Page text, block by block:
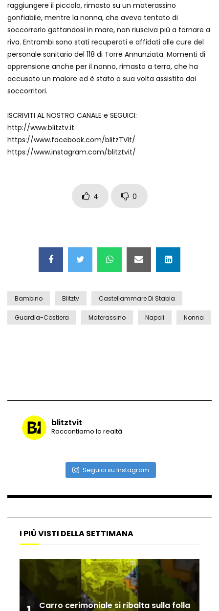
Maschere e lusso fake: blitz nella villa-
showroom
Gioia Tauro, carico esplosivo in un
container: il momento in cui viene fatto
brillare
sequestro del 17enne
Auto contromano a Napoli: il caos dopo
Incidente in Fulvio Testi a Milano, gli
Maltempo, il ristorante di Antonia
Klugmann sott’acqua
Frana travolge casa a Cormons: il video
girato dal ragazzo disperso prima del
crollo
Cinque colpi in tre giorni a Milano: le
me is very difficult”
Ingresso da film a Taormina: lo sposo
Il sindaco Silvia Salis porta in aula gli
insulti sessisti che riceve
raggiungere il piccolo, rimasto su un materassino
gonfiabile, mentre la nonna, che aveva tentato di
soccorrerlo gettandosi in mare, non riusciva più a tornare a
riva. Entrambi sono stati recuperati e affidati alle cure del
personale sanitario del 118 di Torre Annunziata. Momenti di
apprensione anche per il nonno, rimasto a terra, che ha
accusato un malore ed è stato a sua volta assistito dai
soccorritori.
ISCRIVITI AL NOSTRO CANALE e SEGUICI:
http://www.blitztv.it
https://www.facebook.com/blitzTVit/
https://www.instagram.com/blitztvit/
4 0
Bambino Blitztv Castellammare Di Stabia
Guardia-Costiera Materassino Napoli Nonna
blitztvit
Raccontiamo la realtà
Seguici su Instagram
I PIÙ VISTI DELLA SETTIMANA
Carro cerimoniale si ribalta sulla folla